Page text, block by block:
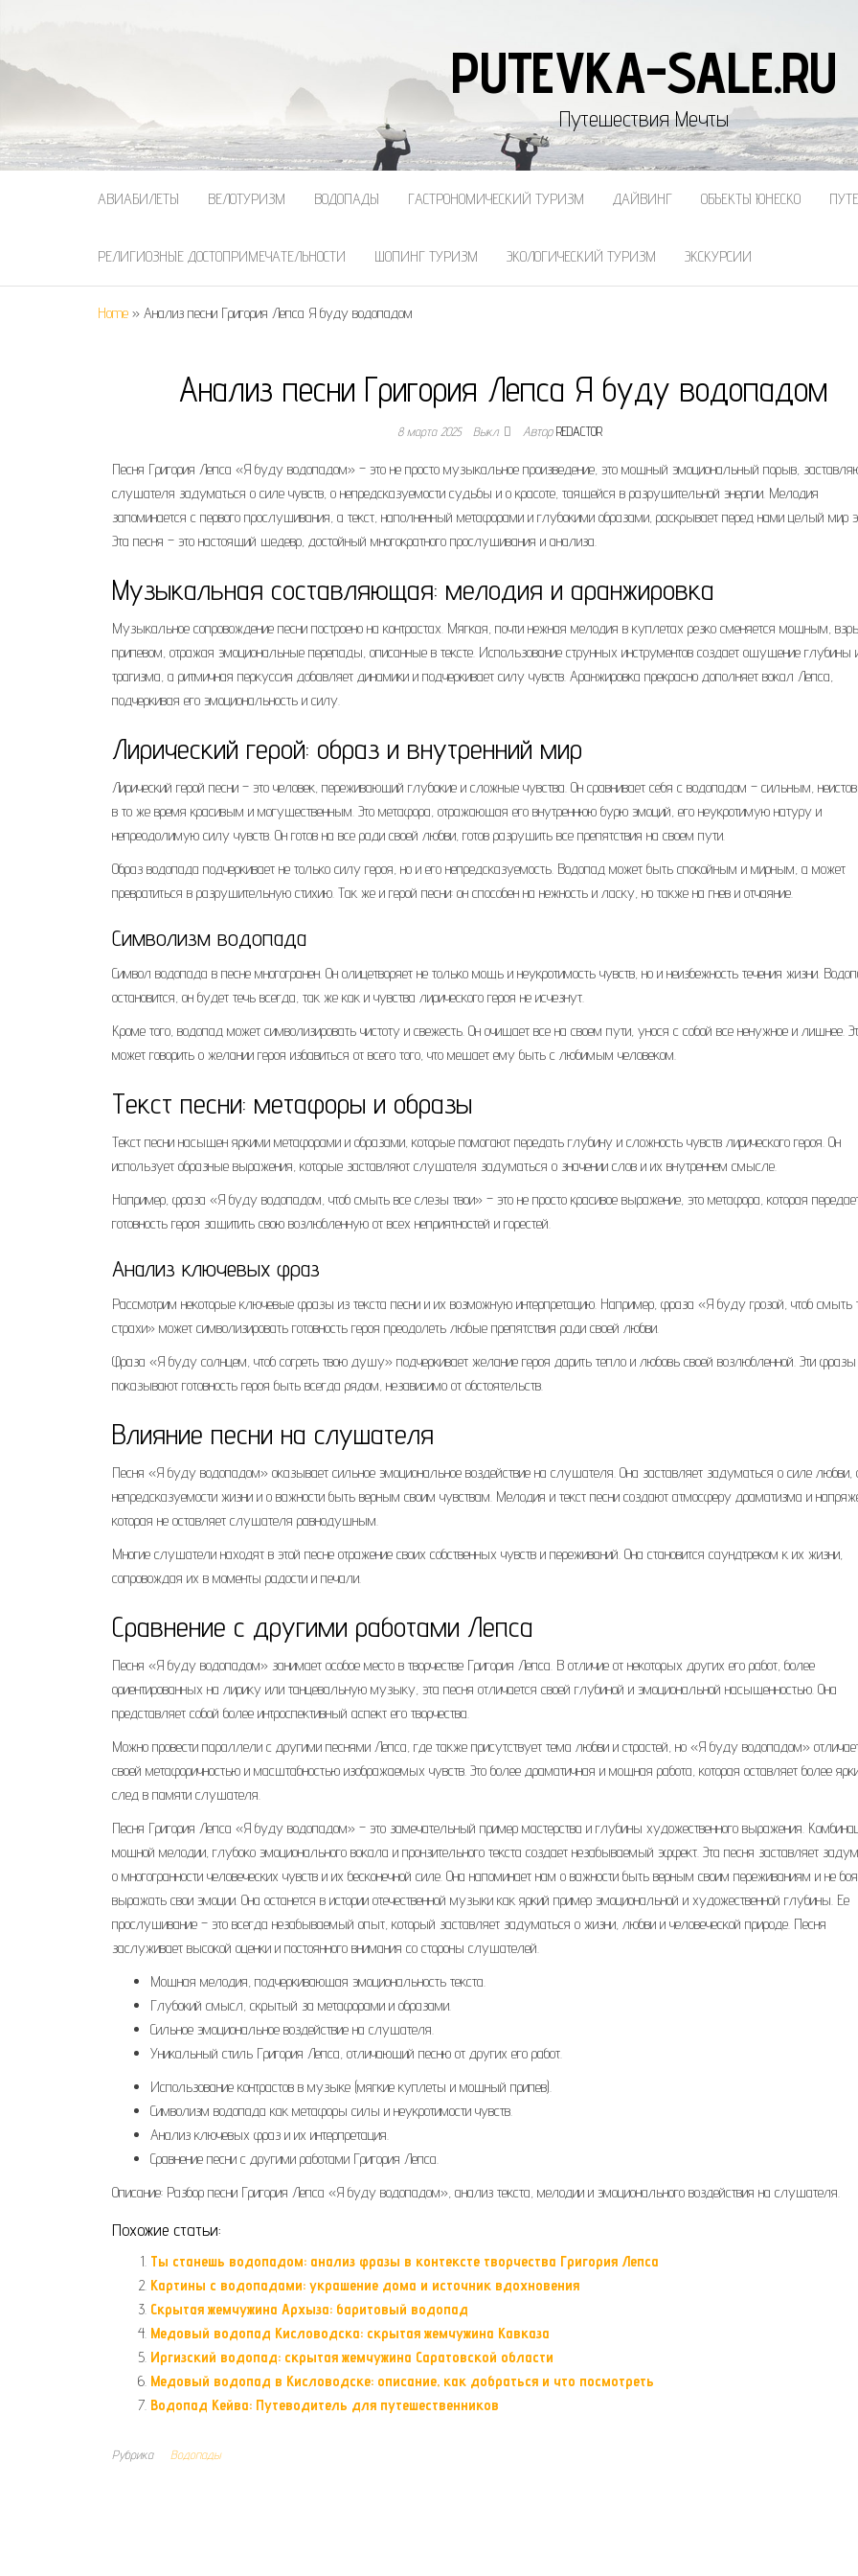
PUTEVKA-SALE.RU
Путешествия Мечты
АВИАБИЛЕТЫ ВЕЛОТУРИЗМ ВОДОПАДЫ ГАСТРОНОМИЧЕСКИЙ ТУРИЗМ ДАЙВИНГ ОБЪЕКТЫ ЮНЕСКО
РЕЛИГИОЗНЫЕ ДОСТОПРИМЕЧАТЕЛЬНОСТИ ШОПИНГ ТУРИЗМ ЭКОЛОГИЧЕСКИЙ ТУРИЗМ ЭКСКУРСИИ
Home » Анализ песни Григория Лепса Я буду водопадом
Анализ песни Григория Лепса Я буду водопадом
8 марта 2025 Выкл. АвторREDACTOR
Песня Григория Лепса «Я буду водопадом» – это не просто музыкальное произведение, это мощный эмоциональный порыв,
слушателя задуматься о силе чувств, о непредсказуемости судьбы и о красоте, таящейся в разрушительной энергии. Мелодия
запоминается с первого прослушивания, а текст, наполненный метафорами и глубокими образами, раскрывает перед нами целый мир
Эта песня – это настоящий шедевр, достойный многократного прослушивания и анализа.
Музыкальная составляющая: мелодия и аранжировка
Музыкальное сопровождение песни построено на контрастах. Мягкая, почти нежная мелодия в куплетах резко сменяется мощным,
припевом, отражая эмоциональные перепады, описанные в тексте. Использование струнных инструментов создает ощущение глубины
трагизма, а ритмичная перкуссия добавляет динамики и подчеркивает силу чувств. Аранжировка прекрасно дополняет вокал Лепса,
подчеркивая его эмоциональность и силу.
Лирический герой: образ и внутренний мир
Лирический герой песни – это человек, переживающий глубокие и сложные чувства. Он сравнивает себя с водопадом – сильным,
в то же время красивым и могущественным. Это метафора, отражающая его внутреннюю бурю эмоций, его неукротимую натуру и
непреодолимую силу чувств. Он готов на все ради своей любви, готов разрушить все препятствия на своем пути.
Образ водопада подчеркивает не только силу героя, но и его непредсказуемость. Водопад может быть спокойным и мирным, а может
превратиться в разрушительную стихию. Так же и герой песни: он способен на нежность и ласку, но также на гнев и отчаяние.
Символизм водопада
Символ водопада в песне многогранен. Он олицетворяет не только мощь и неукротимость чувств, но и неизбежность течения жизни.
остановится, он будет течь всегда, так же как и чувства лирического героя не исчезнут.
Кроме того, водопад может символизировать чистоту и свежесть. Он очищает все на своем пути, унося с собой все ненужное и лишнее.
может говорить о желании героя избавиться от всего того, что мешает ему быть с любимым человеком.
Текст песни: метафоры и образы
Текст песни насыщен яркими метафорами и образами, которые помогают передать глубину и сложность чувств лирического героя. Он
использует образные выражения, которые заставляют слушателя задуматься о значении слов и их внутреннем смысле.
Например, фраза «Я буду водопадом, чтоб смыть все слезы твои» – это не просто красивое выражение, это метафора, которая
готовность героя защитить свою возлюбленную от всех неприятностей и горестей.
Анализ ключевых фраз
Рассмотрим некоторые ключевые фразы из текста песни и их возможную интерпретацию. Например, фраза «Я буду грозой, чтоб смыть
страхи» может символизировать готовность героя преодолеть любые препятствия ради своей любви.
Фраза «Я буду солнцем, чтоб согреть твою душу» подчеркивает желание героя дарить тепло и любовь своей возлюбленной. Эти фразы
показывают готовность героя быть всегда рядом, независимо от обстоятельств.
Влияние песни на слушателя
Песня «Я буду водопадом» оказывает сильное эмоциональное воздействие на слушателя. Она заставляет задуматься о силе любви,
непредсказуемости жизни и о важности быть верным своим чувствам. Мелодия и текст песни создают атмосферу драматизма и
которая не оставляет слушателя равнодушным.
Многие слушатели находят в этой песне отражение своих собственных чувств и переживаний. Она становится саундтреком к их жизни,
сопровождая их в моменты радости и печали.
Сравнение с другими работами Лепса
Песня «Я буду водопадом» занимает особое место в творчестве Григория Лепса. В отличие от некоторых других его работ, более
ориентированных на лирику или танцевальную музыку, эта песня отличается своей глубиной и эмоциональной насыщенностью. Она
представляет собой более интроспективный аспект его творчества.
Можно провести параллели с другими песнями Лепса, где также присутствует тема любви и страстей, но «Я буду водопадом»
своей метафоричностью и масштабностью изображаемых чувств. Это более драматичная и мощная работа, которая оставляет более
след в памяти слушателя.
Песня Григория Лепса «Я буду водопадом» – это замечательный пример мастерства и глубины художественного выражения.
мощной мелодии, глубоко эмоционального вокала и пронзительного текста создает незабываемый эффект. Эта песня заставляет
о многогранности человеческих чувств и их бесконечной силе. Она напоминает нам о важности быть верным своим переживаниям и не
выражать свои эмоции. Она останется в истории отечественной музыки как яркий пример эмоциональной и художественной глубины. Ее
прослушивание – это всегда незабываемый опыт, который заставляет задуматься о жизни, любви и человеческой природе. Песня
заслуживает высокой оценки и постоянного внимания со стороны слушателей.
Мощная мелодия, подчеркивающая эмоциональность текста.
Глубокий смысл, скрытый за метафорами и образами.
Сильное эмоциональное воздействие на слушателя.
Уникальный стиль Григория Лепса, отличающий песню от других его работ.
Использование контрастов в музыке (мягкие куплеты и мощный припев).
Символизм водопада как метафоры силы и неукротимости чувств.
Анализ ключевых фраз и их интерпретация.
Сравнение песни с другими работами Григория Лепса.
Описание: Разбор песни Григория Лепса «Я буду водопадом», анализ текста, мелодии и эмоционального воздействия на слушателя.
Похожие статьи:
Ты станешь водопадом: анализ фразы в контексте творчества Григория Лепса
Картины с водопадами: украшение дома и источник вдохновения
Скрытая жемчужина Архыза: баритовый водопад
Медовый водопад Кисловодска: скрытая жемчужина Кавказа
Иргизский водопад: скрытая жемчужина Саратовской области
Медовый водопад в Кисловодске: описание, как добраться и что посмотреть
Водопад Кейва: Путеводитель для путешественников
Рубрика Водопады